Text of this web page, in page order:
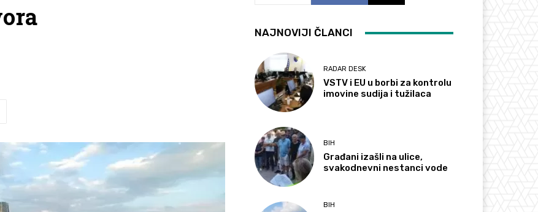
NAJNOVIJI ČLANCI
RADAR DESK
VSTV i EU u borbi za kontrolu
imovine sudija i tužilaca
BIH
Građani izašli na ulice,
svakodnevni nestanci vode
BIH